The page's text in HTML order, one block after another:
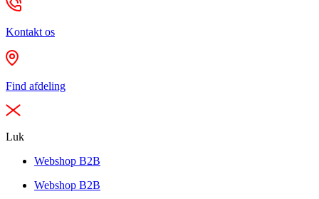
Kontakt os
Find afdeling
Luk
Webshop B2B
Webshop B2B